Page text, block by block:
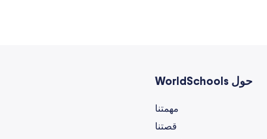
حول WorldSchools
مهمتنا
قصتنا